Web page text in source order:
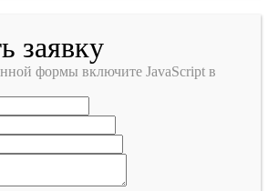
заявку
формы включите JavaScript в